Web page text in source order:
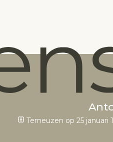
Terneuzen op 25 januari